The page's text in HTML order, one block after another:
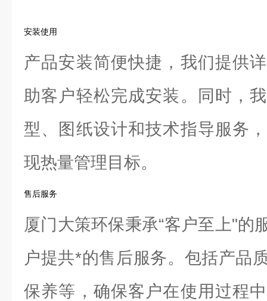
安装使用
产品安装简便快捷，我们提供
助客户轻松完成安装。同时，
型、图纸设计和技术指导服务
现热量管理目标。
售后服务
厦门大策环保秉承“客户至上"的
户提共*的售后服务。包括产品
保养等，确保客户在使用过程